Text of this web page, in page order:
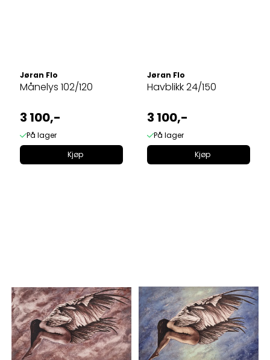
Jøran Flo
Månelys 102/120
3 100,-
På lager
Kjøp
Jøran Flo
Havblikk 24/150
3 100,-
På lager
Kjøp